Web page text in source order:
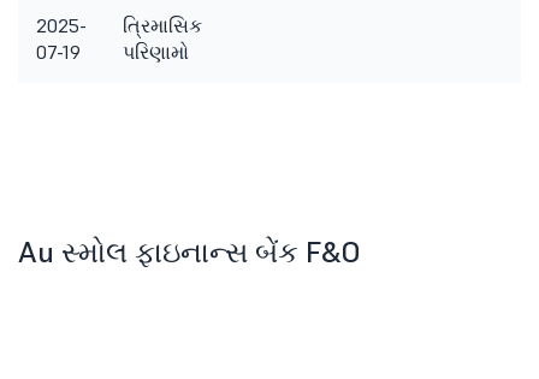
2025-
07-19
ત્રિમાસિક
પરિણામો
Au સ્મોલ ફાઇનાન્સ બેંક F&O